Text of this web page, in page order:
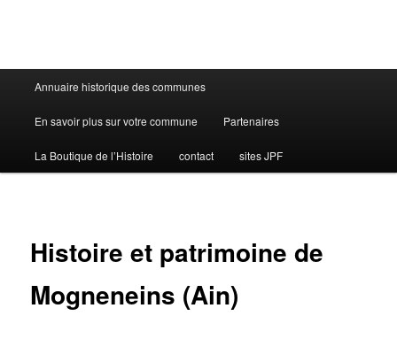
Menu
principal
Annuaire historique des communes
En savoir plus sur votre commune Partenaires
La Boutique de l’Histoire contact sites JPF
Histoire et patrimoine de
Mogneneins (Ain)